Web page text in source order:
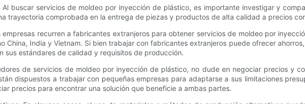
buscar servicios de moldeo por inyección de plástico, es importante investigar y
trayectoria comprobada en la entrega de piezas y productos de alta calidad a precios
recurren a fabricantes extranjeros para obtener servicios de moldeo por
China, India y Vietnam. Si bien trabajar con fabricantes extranjeros puede ofrecer
sus estándares de calidad y requisitos de producción.
de servicios de moldeo por inyección de plástico, no dude en negociar precios y
dispuestos a trabajar con pequeñas empresas para adaptarse a sus limitaciones
precios para encontrar una solución que beneficie a ambas partes.